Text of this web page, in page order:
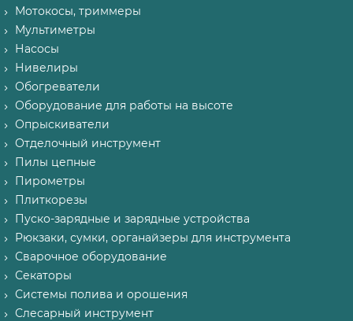
Мотокосы, триммеры
Мультиметры
Насосы
Нивелиры
Обогреватели
Оборудование для работы на высоте
Опрыскиватели
Отделочный инструмент
Пилы цепные
Пирометры
Плиткорезы
Пуско-зарядные и зарядные устройства
Рюкзаки, сумки, органайзеры для инструмента
Сварочное оборудование
Секаторы
Системы полива и орошения
Слесарный инструмент